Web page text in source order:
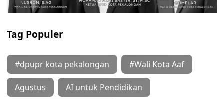
Tag Populer
#dpupr kota pekalongan #Wali Kota Aaf
Agustus AI untuk Pendidikan